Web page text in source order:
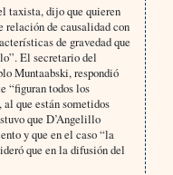
taxista, dijo que quieren
relación de causalidad con
de gravedad que
El secretario del
Muntaabski, respondió
“figuran todos los
que están sometidos
que D’Angelillo
y que en el caso “la
que en la difusión del